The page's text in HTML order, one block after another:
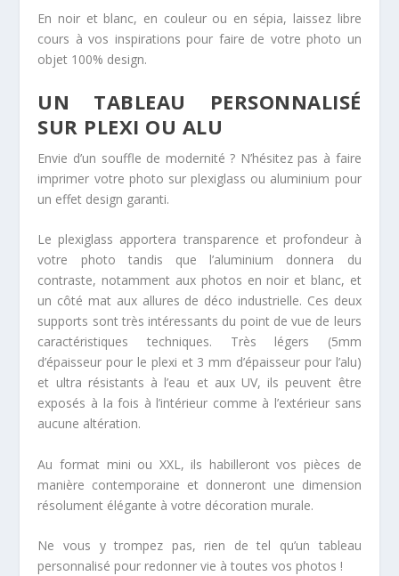
En noir et blanc, en couleur ou en sépia, laissez libre
cours à vos inspirations pour faire de votre photo un
objet 100% design.
UN TABLEAU PERSONNALISÉ
SUR PLEXI OU ALU
Envie d’un souffle de modernité ? N’hésitez pas à faire
imprimer votre photo sur plexiglass ou aluminium pour
un effet design garanti.
Le plexiglass apportera transparence et profondeur à
votre photo tandis que l’aluminium donnera du
contraste, notamment aux photos en noir et blanc, et
un côté mat aux allures de déco industrielle. Ces deux
supports sont très intéressants du point de vue de leurs
caractéristiques techniques. Très légers (5mm
d’épaisseur pour le plexi et 3 mm d’épaisseur pour l’alu)
et ultra résistants à l’eau et aux UV, ils peuvent être
exposés à la fois à l’intérieur comme à l’extérieur sans
aucune altération.
Au format mini ou XXL, ils habilleront vos pièces de
manière contemporaine et donneront une dimension
résolument élégante à votre décoration murale.
Ne vous y trompez pas, rien de tel qu’un tableau
personnalisé pour redonner vie à toutes vos photos !